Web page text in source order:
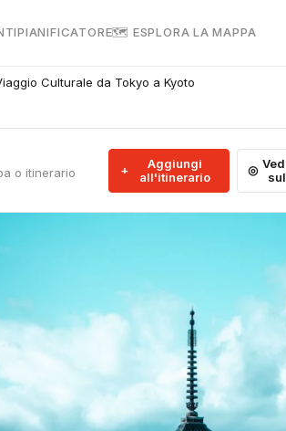
PIANIFICATORE🗺 ESPLORA LA MAPPA
Culturale da Tokyo a Kyoto
o itinerario
Aggiungi
all'itinerario